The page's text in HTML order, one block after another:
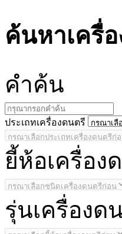
ค้นหาเครื่
คำค้น
ประเถทเครื่องดนตรี
ยี้ห้อเครื่อง
รุ่นเครื่องด